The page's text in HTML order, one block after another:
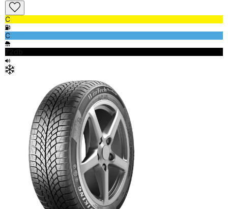
C
C
72db